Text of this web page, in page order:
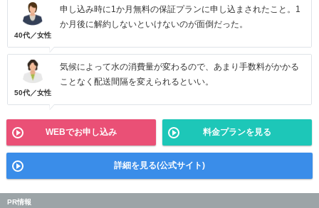
40代／女性
申し込み時に1か月無料の保証プランに申し込まされたこと。1
か月後に解約しないといけないのが面倒だった。
50代／女性
気候によって水の消費量が変わるので、あまり手数料がかかる
ことなく配送間隔を変えられるといい。
WEBでお申し込み 料金プランを見る
詳細を見る(公式サイト)
PR情報